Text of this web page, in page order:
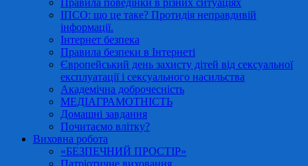
Правила поведінки в різних ситуаціях
ІПСО: що це таке? Протидія неправдивій
інформації.
Інтернет безпека
Правила безпеки в Інтернеті
Європейський день захисту дітей від сексуальної
експлуатації і сексуального насильства
Академічна доброчесність
МЕДІАГРАМОТНІСТЬ
Домашні завдання
Почитаємо влітку?
Виховна робота
«БЕЗПЕЧНИЙ ПРОСТІР»
Патріотичне виховання